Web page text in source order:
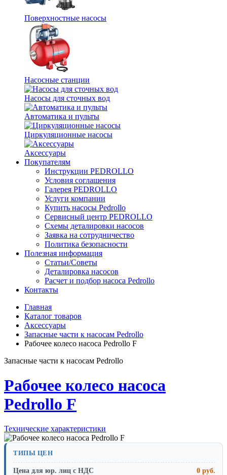
Поверхностные насосы
Насосные станции
Насосы для сточных вод
Автоматика и пульты
Циркуляционные насосы
Аксессуары
Покупателям
Инструкции PEDROLLO
Условия соглашения
Галерея PEDROLLO
Услуги компании
Купить насосы Pedrollo
Сервисный центр PEDROLLO
Схемы деталировки насосов
Заявка на сотрудничество
Политика безопасности
Полезная информация
Статьи/Советы
Деталировка насосов
Расчет и подбор насоса Pedrollo
Контакты
Главная
Каталог товаров
Аксессуары
Запасные части к насосам Pedrollo
Рабочее колесо насоса Pedrollo F
Запасные части к насосам Pedrollo
Рабочее колесо насоса
Pedrollo F
Технические характеристики
ТИПЫ ЦЕН
Цена для юр. лиц с НДС 0 руб.